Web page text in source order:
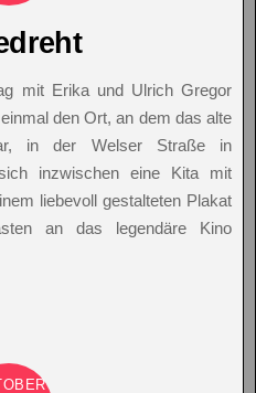
mit Erika und Ulrich Gregor
den Ort, an dem das alte
in der Welser Straße in
inzwischen eine Kita mit
liebevoll gestalteten Plakat
an das legendäre Kino